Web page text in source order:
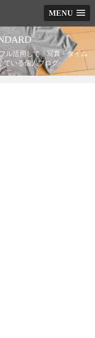
MENU
ル活用して「写真・タイム
ている個人ブログ